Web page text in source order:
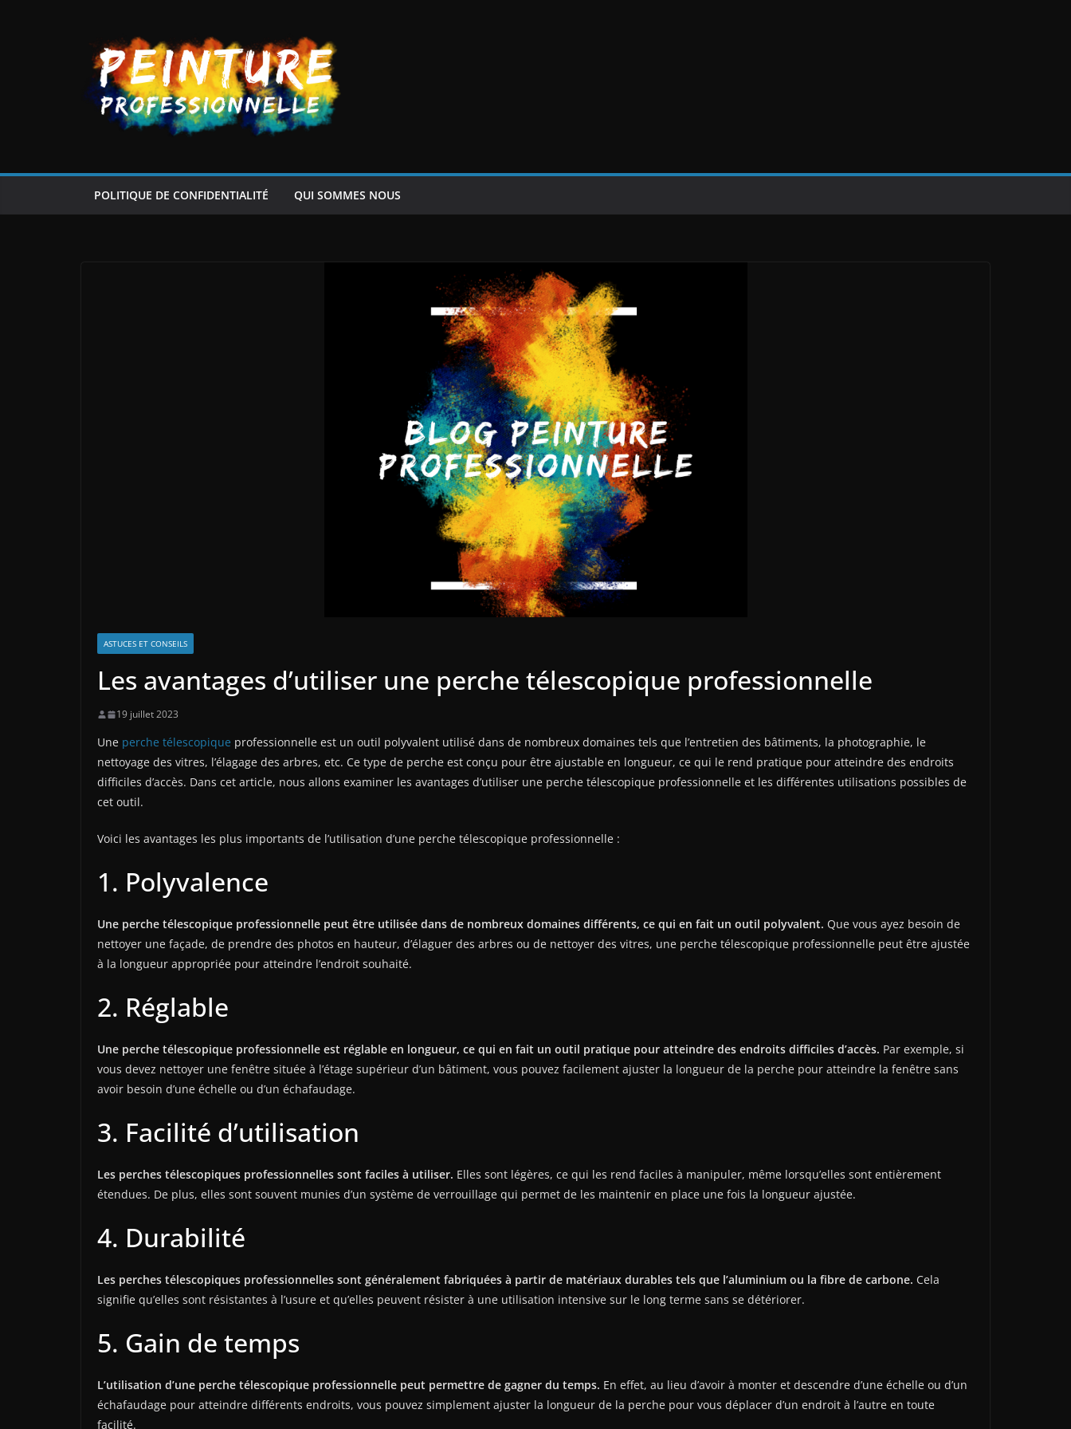
POLITIQUE DE CONFIDENTIALITÉ QUI SOMMES NOUS
ASTUCES ET CONSEILS
Les avantages d’utiliser une perche télescopique professionnelle
19 juillet 2023
Une perche télescopique professionnelle est un outil polyvalent utilisé dans de nombreux domaines tels que l’entretien des bâtiments, la photographie, le
nettoyage des vitres, l’élagage des arbres, etc. Ce type de perche est conçu pour être ajustable en longueur, ce qui le rend pratique pour atteindre des endroits
difficiles d’accès. Dans cet article, nous allons examiner les avantages d’utiliser une perche télescopique professionnelle et les différentes utilisations possibles de
cet outil.
Voici les avantages les plus importants de l’utilisation d’une perche télescopique professionnelle :
1. Polyvalence
Une perche télescopique professionnelle peut être utilisée dans de nombreux domaines différents, ce qui en fait un outil polyvalent. Que vous ayez besoin de
nettoyer une façade, de prendre des photos en hauteur, d’élaguer des arbres ou de nettoyer des vitres, une perche télescopique professionnelle peut être ajustée
à la longueur appropriée pour atteindre l’endroit souhaité.
2. Réglable
Une perche télescopique professionnelle est réglable en longueur, ce qui en fait un outil pratique pour atteindre des endroits difficiles d’accès. Par exemple, si
vous devez nettoyer une fenêtre située à l’étage supérieur d’un bâtiment, vous pouvez facilement ajuster la longueur de la perche pour atteindre la fenêtre sans
avoir besoin d’une échelle ou d’un échafaudage.
3. Facilité d’utilisation
Les perches télescopiques professionnelles sont faciles à utiliser. Elles sont légères, ce qui les rend faciles à manipuler, même lorsqu’elles sont entièrement
étendues. De plus, elles sont souvent munies d’un système de verrouillage qui permet de les maintenir en place une fois la longueur ajustée.
4. Durabilité
Les perches télescopiques professionnelles sont généralement fabriquées à partir de matériaux durables tels que l’aluminium ou la fibre de carbone. Cela
signifie qu’elles sont résistantes à l’usure et qu’elles peuvent résister à une utilisation intensive sur le long terme sans se détériorer.
5. Gain de temps
L’utilisation d’une perche télescopique professionnelle peut permettre de gagner du temps. En effet, au lieu d’avoir à monter et descendre d’une échelle ou d’un
échafaudage pour atteindre différents endroits, vous pouvez simplement ajuster la longueur de la perche pour vous déplacer d’un endroit à l’autre en toute
facilité.